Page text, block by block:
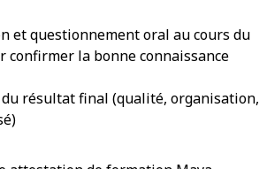
et questionnement oral au cours du
confirmer la bonne connaissance
résultat final (qualité, organisation,